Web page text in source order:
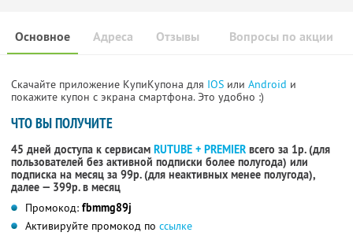
Основное Отзывы Вопросы по акции
Адреса
Скачайте приложение КупиКупона для IOS или Android и
покажите купон с экрана смартфона. Это удобно :)
ЧТО ВЫ ПОЛУЧИТЕ
45 дней доступа к сервисам RUTUBE + PREMIER всего за 1р. (для
пользователей без активной подписки более полугода) или
подписка на месяц за 99р. (для неактивных менее полугода),
далее — 399р. в месяц
Промокод: fbmmg89j
Активируйте промокод по ссылке